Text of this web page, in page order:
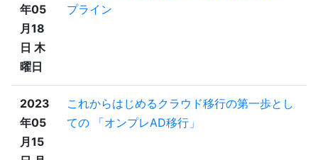
年05
月18
日 木
曜日
プライン
2023
年05
月15
これからはじめるクラウド移行の第一歩とし
ての 「オンプレAD移行」